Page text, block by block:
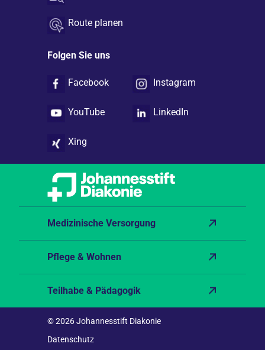
Route planen
Folgen Sie uns
Facebook Instagram
YouTube LinkedIn
Xing
Medizinische Versorgung
Pflege & Wohnen
Teilhabe & Pädagogik
© 2026 Johannesstift Diakonie
Datenschutz